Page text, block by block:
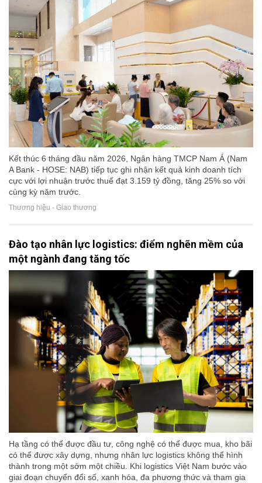
Kết thúc 6 tháng đầu năm 2026, Ngân hàng TMCP Nam Á (Nam
A Bank - HOSE: NAB) tiếp tục ghi nhận kết quả kinh doanh tích
cực với lợi nhuận trước thuế đạt 3.159 tỷ đồng, tăng 25% so với
cùng kỳ năm trước.
Thương hiệu - Giao thương
Đào tạo nhân lực logistics: điểm nghẽn mềm của
một ngành đang tăng tốc
Hạ tầng có thể được đầu tư, công nghệ có thể được mua, kho bãi
có thể được xây dựng, nhưng nhân lực logistics không thể hình
thành trong một sớm một chiều. Khi logistics Việt Nam bước vào
giai đoạn chuyển đổi số, xanh hóa, đa phương thức và tham gia